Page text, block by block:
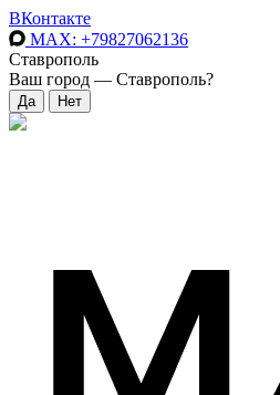
ВКонтакте
MAX: +79827062136
Ставрополь
Ваш город — Ставрополь?